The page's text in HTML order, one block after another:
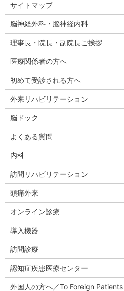
サイトマップ
脳神経外科・脳神経内科
理事長・院長・副院長ご挨拶
医療関係者の方へ
初めて受診される方へ
外来リハビリテーション
脳ドック
よくある質問
内科
訪問リハビリテーション
頭痛外来
オンライン診療
導入機器
訪問診療
認知症疾患医療センター
外国人の方へ／To Foreign Patients